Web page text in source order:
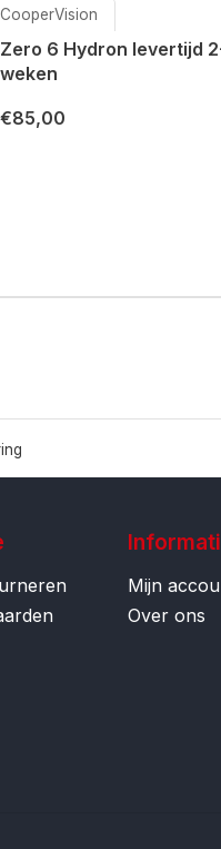
CooperVision
Zero 6 Hydron levertijd
weken
€85,00
Mijn
Over ons